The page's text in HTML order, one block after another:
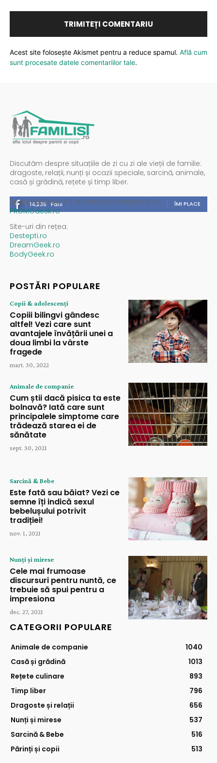
Acest site folosește Akismet pentru a reduce spamul. Află cum
sunt procesate datele comentariilor tale.
Discutăm despre situațiile de zi cu zi ale vieții de familie:
dragoste, relații, nunți și ocazii speciale, sarcină, animale,
casă și grădină, rețete și timp liber.
14,235 Fani ÎMI PLACE
Spații publicitare / reclamă administrată de
PROMOdesk.ro
Site-uri din rețea:
Destepti.ro
DreamGeek.ro
BodyGeek.ro
POSTĂRI POPULARE
Copii & adolescenți
Copiii bilingvi gândesc
altfel! Vezi care sunt
avantajele învățării unei a
doua limbi la vârste
fragede
mart. 30, 2022
Animale de companie
Cum știi dacă pisica ta este
bolnavă? Iată care sunt
principalele simptome care
trădează starea ei de
sănătate
sept. 30, 2021
Sarcină & Bebe
Este fată sau băiat? Vezi ce
semne îți indică sexul
bebelușului potrivit
tradiției!
nov. 1, 2021
Nunți și mirese
Cele mai frumoase
discursuri pentru nuntă, ce
trebuie să spui pentru a
impresiona
dec. 27, 2021
CATEGORII POPULARE
Animale de companie
1040
Casă și grădină
1013
Rețete culinare
893
Timp liber
796
Dragoste și relații
656
Nunți și mirese
537
Sarcină & Bebe
516
Părinți și copii
513